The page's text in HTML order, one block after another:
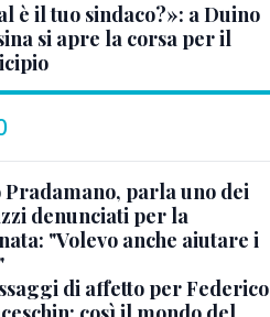
è il tuo sindaco?»: a Duino
si apre la corsa per il
Pradamano, parla uno dei
denunciati per la
"Volevo anche aiutare i
di affetto per Federico